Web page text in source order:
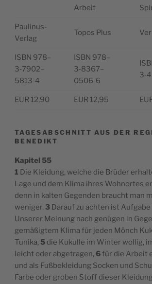
Arbeit
Pau­li­nus-
Ver­lag
Topos Plus
ISBN 978–
3‑7902–
5813‑4
ISBN 978–
3‑8367–
0506‑6
EUR 12,90 EUR 12,95
TAGESABSCHNITT AUS DER
BENEDIKT
Kapitel 55
1 Die Kleidung, welche die Brüder
Lage und dem Klima ihres Wohnortes
denn in kalten Gegenden braucht man
weniger. 3 Darauf zu achten ist
Unserer Meinung nach genügen in
gemäßigtem Klima für jeden Mönch
Tunika, 5 die Kukulle im Winter wollig,
leicht oder abgetragen, 6für die Arbeit
und als Fußbekleidung Socken und
Farbe oder groben Stoff dieser